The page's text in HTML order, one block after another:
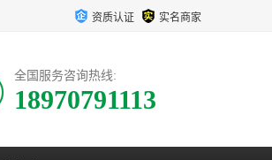
资质认证 实名商家
全国服务咨询热线:
18970791113